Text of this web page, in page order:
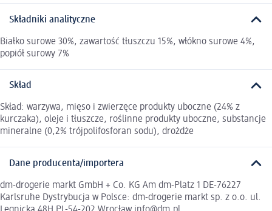
Składniki analityczne
Białko surowe 30%, zawartość tłuszczu 15%, włókno surowe 4%,
popiół surowy 7%
Skład
Skład: warzywa, mięso i zwierzęce produkty uboczne (24% z
kurczaka), oleje i tłuszcze, roślinne produkty uboczne, substancje
mineralne (0,2% trójpolifosforan sodu), drożdże
Dane producenta/importera
dm-drogerie markt GmbH + Co. KG Am dm-Platz 1 DE-76227
Karlsruhe Dystrybucja w Polsce: dm-drogerie markt sp. z o.o. ul.